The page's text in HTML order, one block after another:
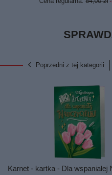
Poprzedni z tej kategorii
Karnet - kartka - Dla wspaniałej